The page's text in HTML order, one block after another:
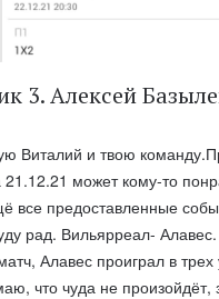
3. Алексей
Виталий и твою
21.12.21 может кому-то
все предоставленные
рад. Вильярреал-
Алавес проиграл в
что чуда не произойдёт,